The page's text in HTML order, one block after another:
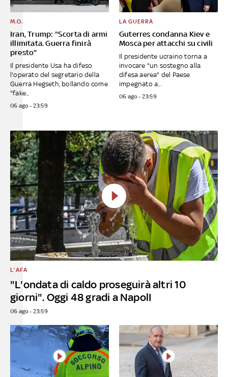
Iran, Trump: "Scorta di armi
illimitata. Guerra finirà
presto"
M.O.
Il presidente Usa ha difeso
l'operato del segretario della
Guerra Hegseth, bollando come
"fake...
06 ago - 23:59
Guterres condanna Kiev e
Mosca per attacchi su civili
LA GUERRA
Il presidente ucraino torna a
invocare "un sostegno alla
difesa aerea" del Paese
impegnato a...
06 ago - 23:59
"L'ondata di caldo proseguirà altri 10
giorni". Oggi 48 gradi a NapolI
L'AFA
06 ago - 23:59